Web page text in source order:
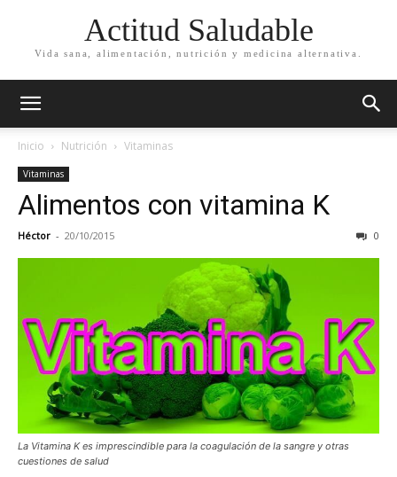
Actitud Saludable
Vida sana, alimentación, nutrición y medicina alternativa.
Inicio Nutrición Vitaminas
Vitaminas
Alimentos con vitamina K
Héctor - 20/10/2015 0
La Vitamina K es imprescindible para la coagulación de la sangre y otras
cuestiones de salud